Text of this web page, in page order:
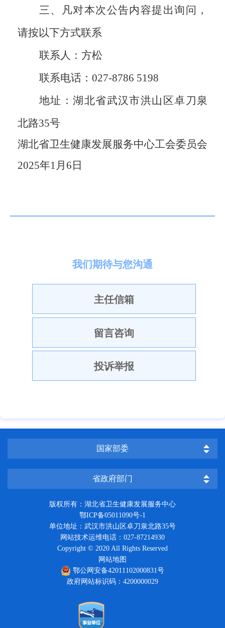
三、凡对本次公告内容提出询问，
请按以下方式联系
联系人： 方松
联系电话： 027-8786 5198
地址：湖北省武汉市洪山区卓刀泉
北路35号
湖北省卫生健康发展服务中心工会委员会
2025年1月 6 日
我们期待与您沟通
主任信箱
留言咨询
投诉举报
国家部委
省政府部门
版权所有：湖北省卫生健康发展服务中心
鄂ICP备05011090号-1
单位地址：武汉市洪山区卓刀泉北路35号
网站技术运维电话：027-87214930
Copyright © 2020 All Rights Reserved
网站地图
鄂公网安备42011102000831号
政府网站标识码：4200000029